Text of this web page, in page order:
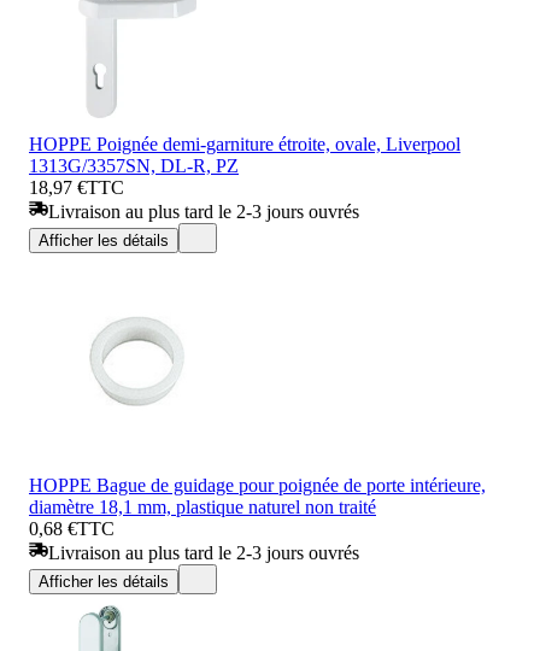
HOPPE Poignée demi-garniture étroite, ovale, Liverpool
1313G/3357SN, DL-R, PZ
18,97 €TTC
Livraison au plus tard le 2-3 jours ouvrés
Afficher les détails
HOPPE Bague de guidage pour poignée de porte intérieure,
diamètre 18,1 mm, plastique naturel non traité
0,68 €TTC
Livraison au plus tard le 2-3 jours ouvrés
Afficher les détails